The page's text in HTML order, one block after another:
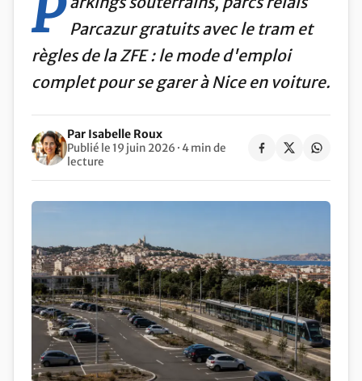
Parcazur gratuits avec le tram et
règles de la ZFE : le mode d'emploi
complet pour se garer à Nice en voiture.
Par Isabelle Roux
Publié le 19 juin 2026 · 4 min de
lecture